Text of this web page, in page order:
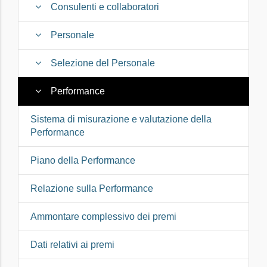
Consulenti e collaboratori
Personale
Selezione del Personale
Performance
Sistema di misurazione e valutazione della
Performance
Piano della Performance
Relazione sulla Performance
Ammontare complessivo dei premi
Dati relativi ai premi